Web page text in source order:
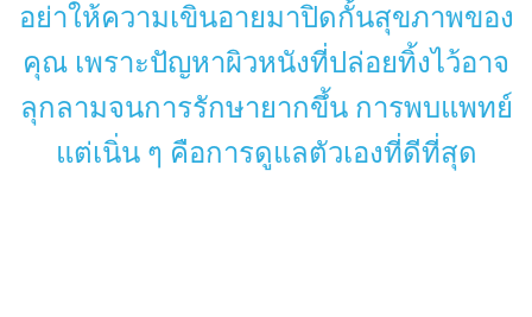
อย่าให้ความเขินอายมาปิดกั้นสุขภาพของ
คุณ เพราะปัญหาผิวหนังที่ปล่อยทิ้งไว้อาจ
ลุกลามจนการรักษายากขึ้น การพบแพทย์
แต่เนิ่น ๆ คือการดูแลตัวเองที่ดีที่สุด